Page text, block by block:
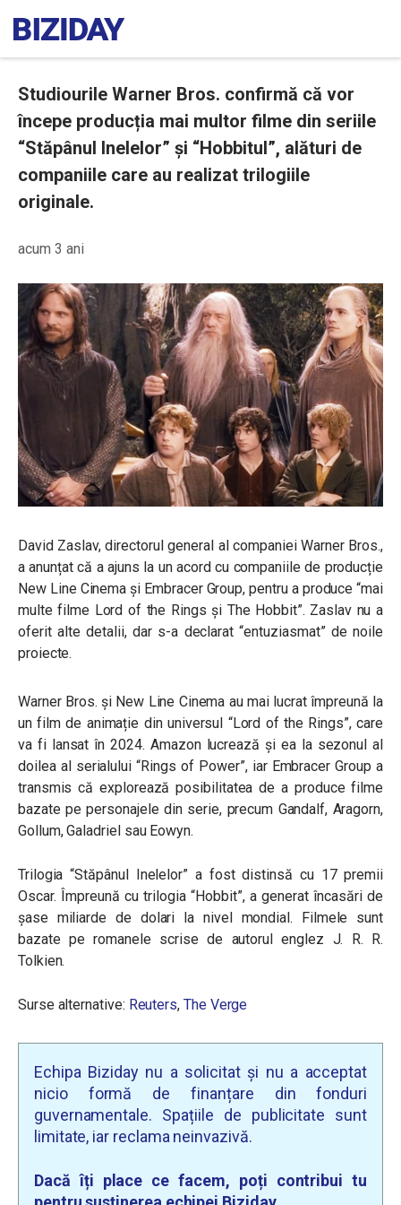
Studiourile Warner Bros. confirmă că vor
începe producția mai multor filme din seriile
“Stăpânul Inelelor” și “Hobbitul”, alături de
companiile care au realizat trilogiile
originale.
acum 3 ani
David Zaslav, directorul general al companiei Warner Bros.,
a anunțat că a ajuns la un acord cu companiile de producție
New Line Cinema și Embracer Group, pentru a produce “mai
multe filme Lord of the Rings și The Hobbit”. Zaslav nu a
oferit alte detalii, dar s-a declarat “entuziasmat” de noile
proiecte.
Warner Bros. și New Line Cinema au mai lucrat împreună la
un film de animație din universul “Lord of the Rings”, care
va fi lansat în 2024. Amazon lucrează și ea la sezonul al
doilea al serialului “Rings of Power”, iar Embracer Group a
transmis că explorează posibilitatea de a produce filme
bazate pe personajele din serie, precum Gandalf, Aragorn,
Gollum, Galadriel sau Eowyn.
Trilogia “Stăpânul Inelelor” a fost distinsă cu 17 premii
Oscar. Împreună cu trilogia “Hobbit”, a generat încasări de
șase miliarde de dolari la nivel mondial. Filmele sunt
bazate pe romanele scrise de autorul englez J. R. R.
Tolkien.
Surse alternative: Reuters, The Verge
Echipa Biziday nu a solicitat și nu a acceptat
nicio formă de finanțare din fonduri
guvernamentale. Spațiile de publicitate sunt
limitate, iar reclama neinvazivă.
Dacă îți place ce facem, poți contribui tu